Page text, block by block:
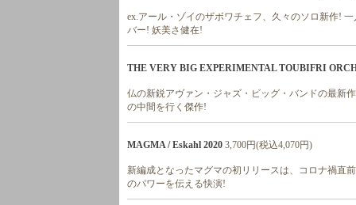
ex.アール・ゾイのザボワチェフ、久々のソロ新作!
バー! 妖美さ健在!
THE VERY BIG EXPERIMENTAL TOUBIFRI
仏の新鋭アヴァン・ジャズ・ビッグ・バンドの最新
の中間を行く傑作!
MAGMA / Eskahl 2020 3,700円(税込4,070円)
新編成となったマグマの初リリースは、コロナ禍直
のパワーを伝える快演!